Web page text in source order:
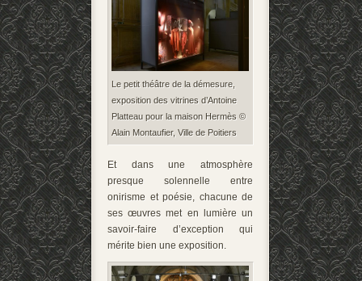
Le petit théâtre de la démesure,
exposition des vitrines d’Antoine
Platteau pour la maison Hermès ©
Alain Montaufier, Ville de Poitiers
Et dans une atmosphère
presque solennelle entre
onirisme et poésie, chacune de
ses œuvres met en lumière un
savoir-faire d’exception qui
mérite bien une exposition.